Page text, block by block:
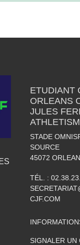
ETUDIANT
ORLEANS
JULES
STADE
SOURCE
45072
TÉL. :
CJF.COM
SIGNALER UN